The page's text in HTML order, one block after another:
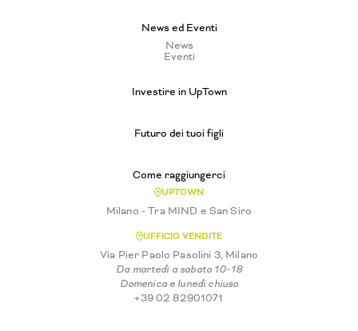
News ed Eventi
News
Eventi
Investire in UpTown
Futuro dei tuoi figli
Come raggiungerci
UPTOWN
Milano - Tra MIND e San Siro
UFFICIO VENDITE
Via Pier Paolo Pasolini 3, Milano
Da martedì a sabato 10-18
Domenica e lunedì chiuso
+39 02 82901071